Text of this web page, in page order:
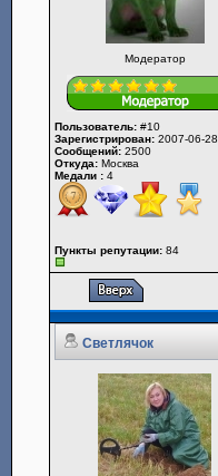
Модератор
Пользователь: #10
Зарегистрирован: 2007-06-28
Сообщений: 2500
Откуда: Москва
Медали : 4
Пункты репутации: 84
Светлячок